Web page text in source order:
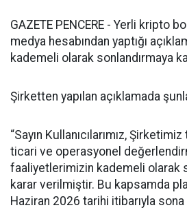
GAZETE PENCERE - Yerli kripto
medya hesabından yaptığı
kademeli olarak sonlandırmaya
Şirketten yapılan açıklamada
“Sayın Kullanıcılarımız,
ticari ve operasyonel
faaliyetlerimizin kademeli olarak
karar verilmiştir. Bu kapsamda
Haziran 2026 tarihi itibarıyla